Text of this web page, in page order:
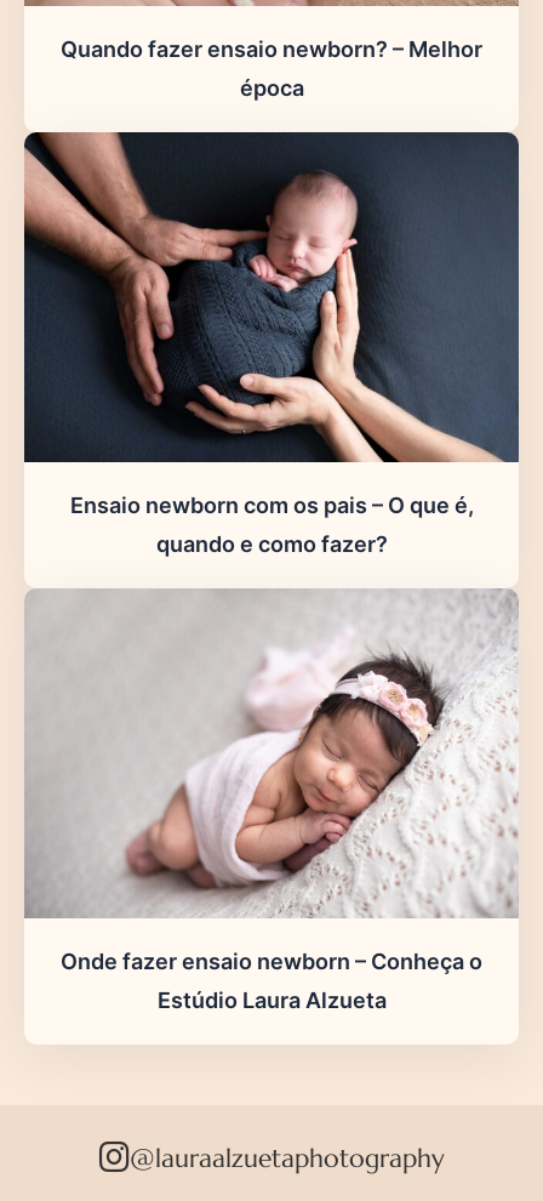
Quando fazer ensaio newborn? – Melhor
época
Ensaio newborn com os pais – O que é,
quando e como fazer?
Onde fazer ensaio newborn – Conheça o
Estúdio Laura Alzueta
@lauraalzuetaphotography